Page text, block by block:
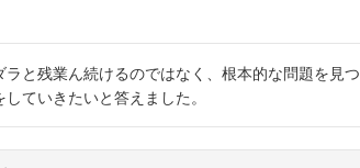
と残業ん続けるのではなく、根本的な問題を見つ
ていきたいと答えました。